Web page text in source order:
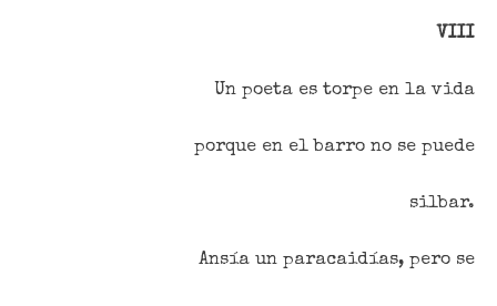
VIII
Un poeta es torpe en la vida
porque en el barro no se puede
silbar.
Ansía un paracaidías, pero se